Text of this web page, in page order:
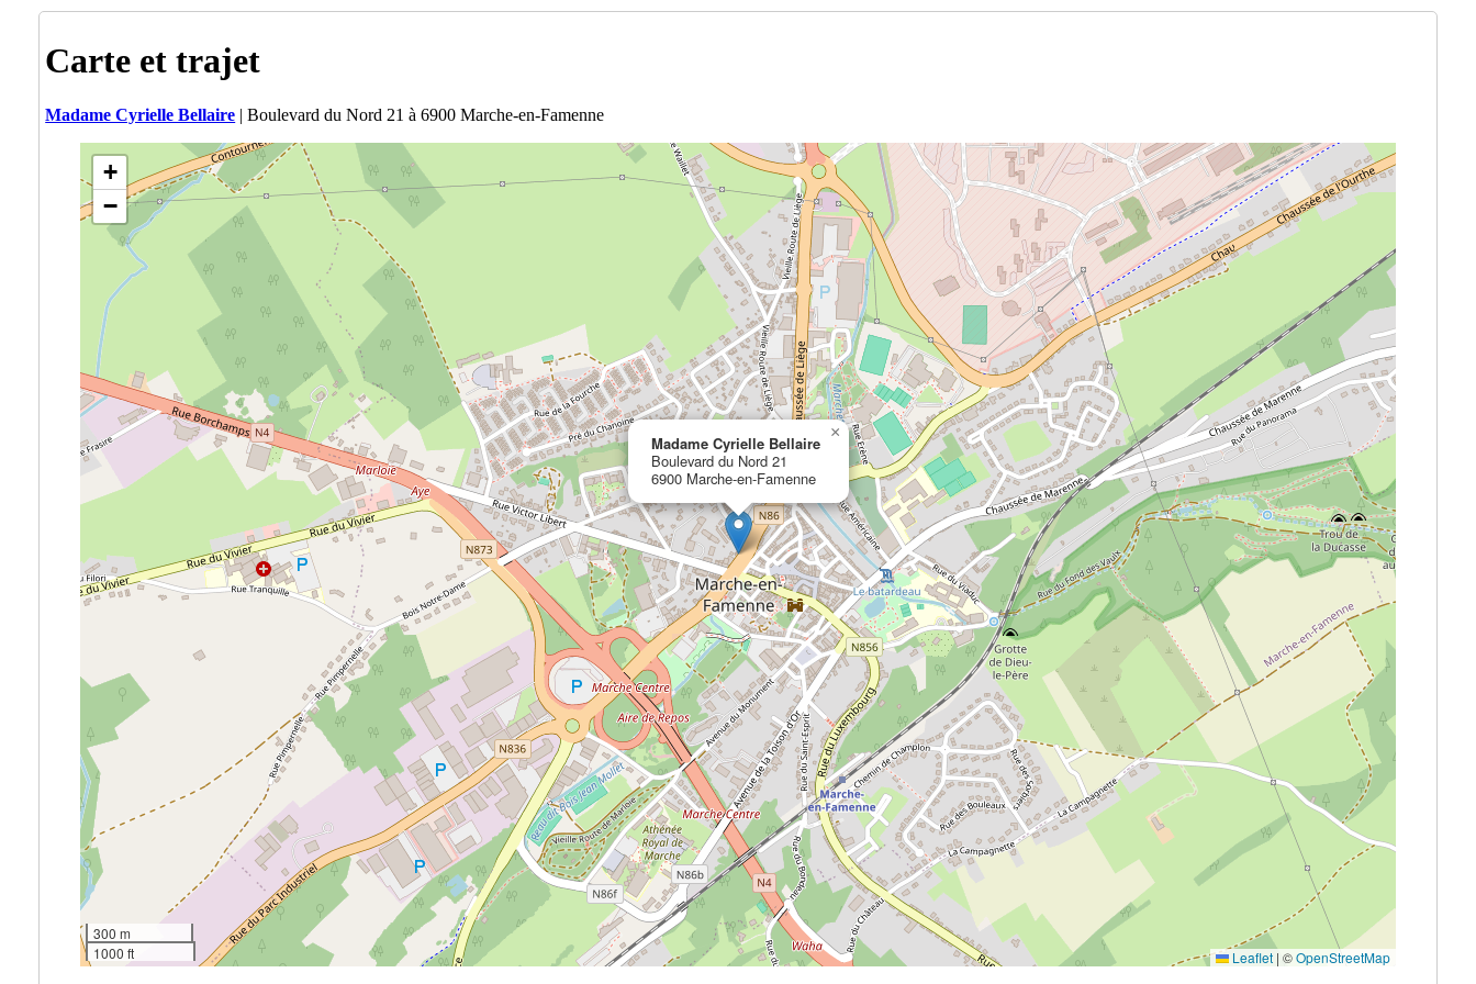
Carte et trajet
Madame Cyrielle Bellaire | Boulevard du Nord 21 à 6900 Marche-en-Famenne
Madame Cyrielle Bellaire
Boulevard du Nord 21
6900 Marche-en-Famenne
×
+
−
300 m
1000 ft
Leaflet | ©OpenStreetMap